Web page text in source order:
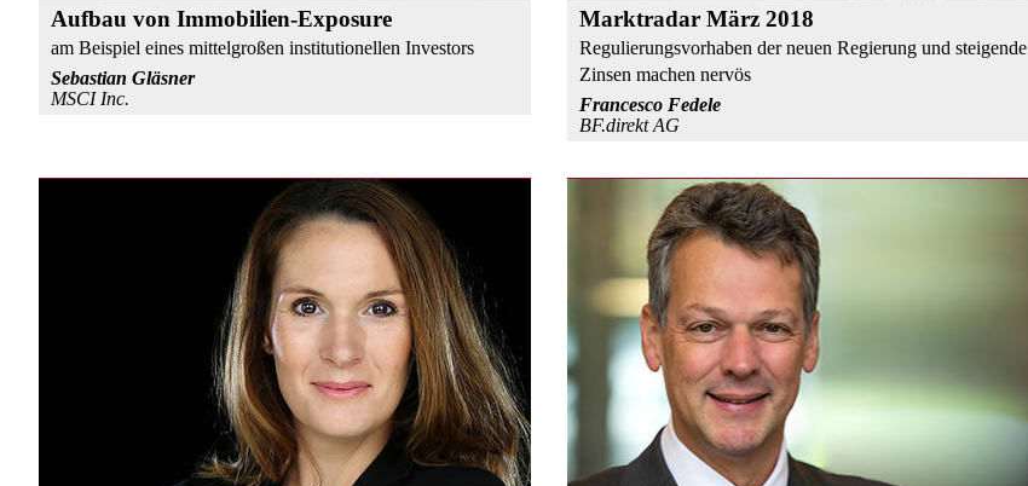
Aufbau von Immobilien-Exposure
am Beispiel eines mittelgroßen institutionellen Investors
Sebastian Gläsner
MSCI Inc.
Marktradar März 2018
Regulierungsvorhaben der neuen Regierung und steigende
Zinsen machen nervös
Francesco Fedele
BF.direkt AG